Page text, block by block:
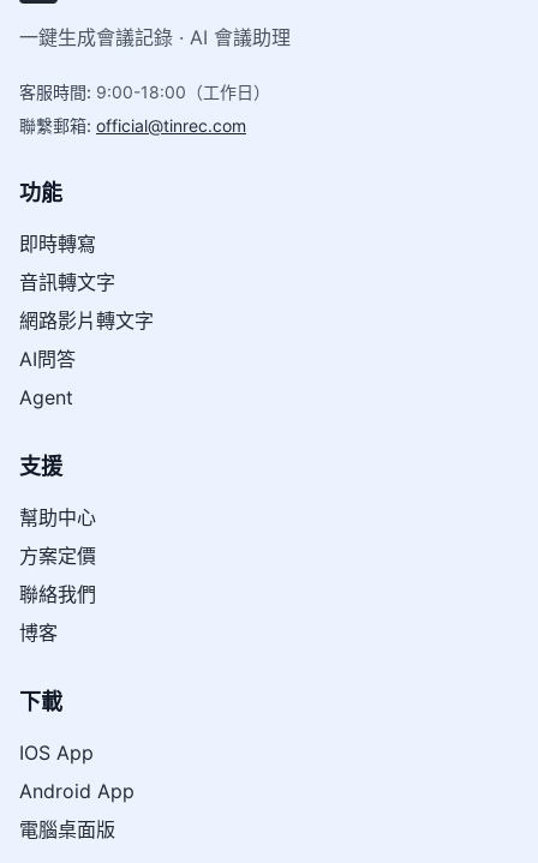
一鍵生成會議記錄 · AI 會議助理
客服時間: 9:00-18:00（工作日）
聯繫郵箱: official@tinrec.com
功能
即時轉寫
音訊轉文字
網路影片轉文字
AI問答
Agent
支援
幫助中心
方案定價
聯絡我們
博客
下載
IOS App
Android App
電腦桌面版